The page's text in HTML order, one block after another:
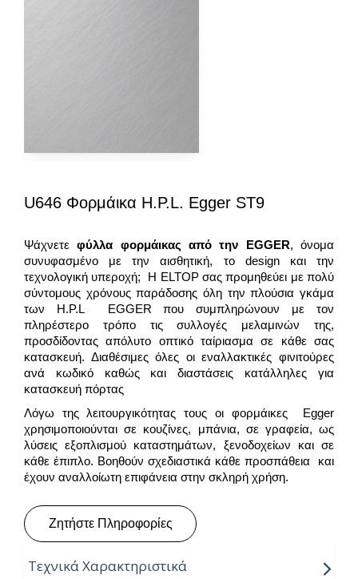
U646 Φορμάικα H.P.L. Egger ST9
Ψάχνετεφύλλα φορμάικας από την EGGER, όνομα
συνυφασμένο με την αισθητική, το design και την
τεχνολογική υπεροχή; Η ELTOP σας προμηθεύει με πολύ
σύντομους χρόνους παράδοσης όλη την πλούσια γκάμα
των H.P.L EGGER που συμπληρώνουν με τον
πληρέστερο τρόπο τις συλλογές μελαμινών της,
προσδίδοντας απόλυτο οπτικό ταίριασμα σε κάθε σας
κατασκευή. Διαθέσιμες όλες οι εναλλακτικές φινιτούρες
ανά κωδικό καθώς και διαστάσεις κατάλληλες για
κατασκευή πόρτας
Λόγω της λειτουργικότητας τους οι φορμάικες Egger
χρησιμοποιούνται σε κουζίνες, μπάνια, σε γραφεία, ως
λύσεις εξοπλισμού καταστημάτων, ξενοδοχείων και σε
κάθε έπιπλο. Βοηθούν σχεδιαστικά κάθε προσπάθεια και
έχουν αναλλοίωτη επιφάνεια στην σκληρή χρήση.
Ζητήστε Πληροφορίες
Τεχνικά Χαρακτηριστικά